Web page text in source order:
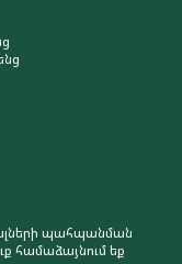
պահպանման
համաձայնում եք